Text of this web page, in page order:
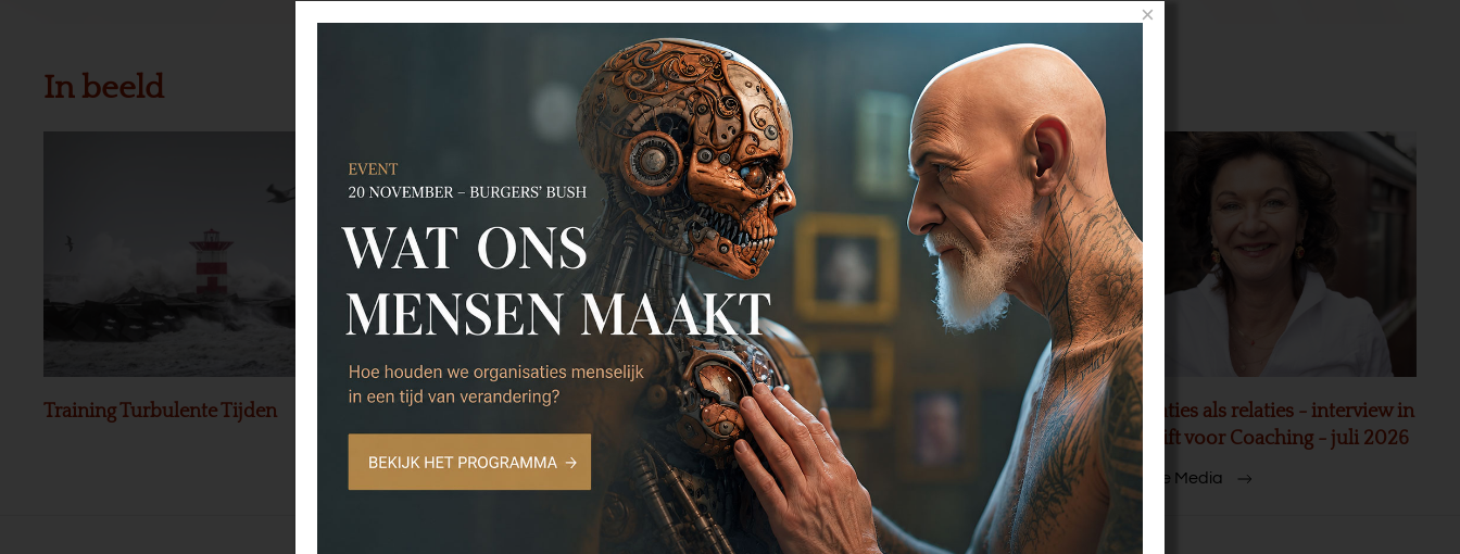
In beeld
Training Turbulente Tijden Preview Boek In voor- en tegenspoed
Event Wat ons mensen maakt 20
november Burgers’ Bush
Organisaties als relaties - interview in
Tijdschrift voor Coaching - juli 2026
Meer In de Media
×